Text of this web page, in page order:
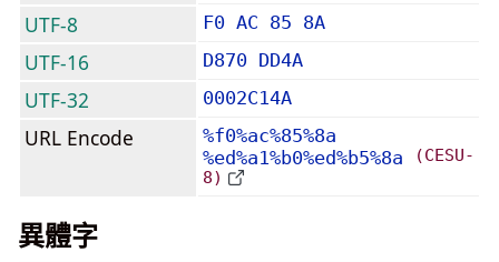
UTF-8 F0 AC 85 8A
UTF-16 D870 DD4A
UTF-32 0002C14A
URL Encode
%f0%ac%85%8a
%ed%a1%b0%ed%b5%8a
(CESU-
8)
異體字